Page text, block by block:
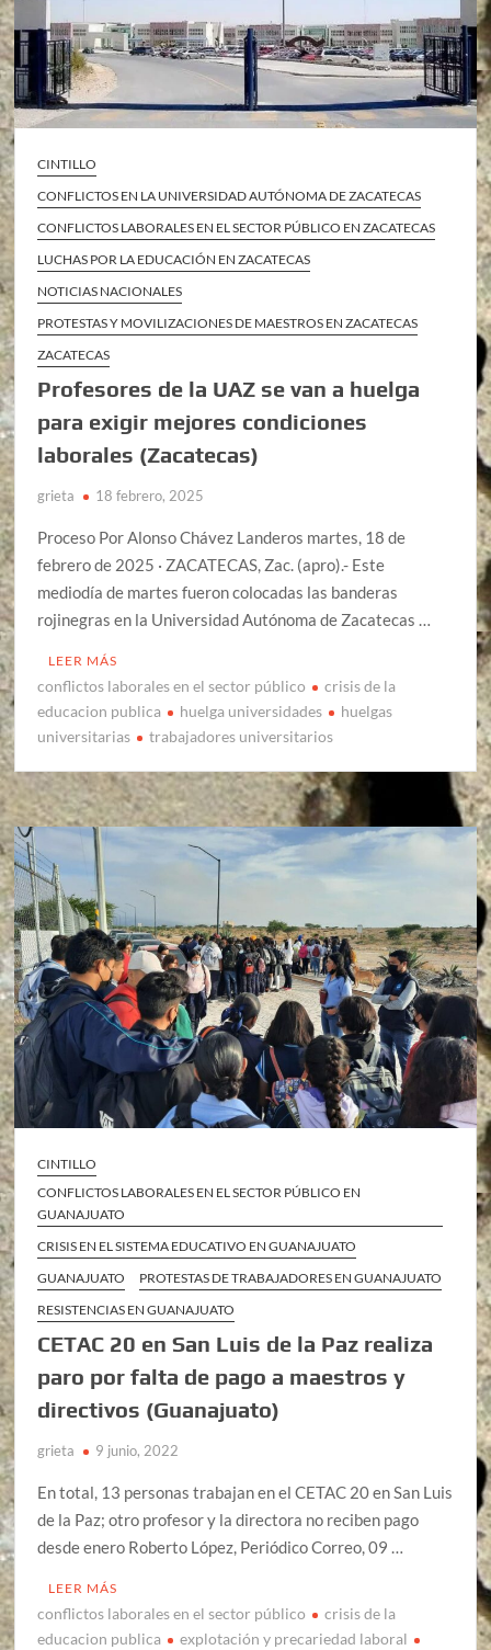
CINTILLO
CONFLICTOS EN LA UNIVERSIDAD AUTÓNOMA DE ZACATECAS
CONFLICTOS LABORALES EN EL SECTOR PÚBLICO EN ZACATECAS
LUCHAS POR LA EDUCACIÓN EN ZACATECAS
NOTICIAS NACIONALES
PROTESTAS Y MOVILIZACIONES DE MAESTROS EN ZACATECAS
ZACATECAS
Profesores de la UAZ se van a huelga
para exigir mejores condiciones
laborales (Zacatecas)
grieta 18 febrero, 2025
Proceso Por Alonso Chávez Landeros martes, 18 de
febrero de 2025 · ZACATECAS, Zac. (apro).- Este
mediodía de martes fueron colocadas las banderas
rojinegras en la Universidad Autónoma de Zacatecas …
LEER MÁS
conflictos laborales en el sector público
crisis de la
educacion publica
huelga universidades
huelgas
universitarias
trabajadores universitarios
CINTILLO
CONFLICTOS LABORALES EN EL SECTOR PÚBLICO EN
GUANAJUATO
CRISIS EN EL SISTEMA EDUCATIVO EN GUANAJUATO
GUANAJUATO
PROTESTAS DE TRABAJADORES EN GUANAJUATO
RESISTENCIAS EN GUANAJUATO
CETAC 20 en San Luis de la Paz realiza
paro por falta de pago a maestros y
directivos (Guanajuato)
grieta 9 junio, 2022
En total, 13 personas trabajan en el CETAC 20 en San Luis
de la Paz; otro profesor y la directora no reciben pago
desde enero Roberto López, Periódico Correo, 09 …
LEER MÁS
conflictos laborales en el sector público
crisis de la
educacion publica
explotación y precariedad laboral